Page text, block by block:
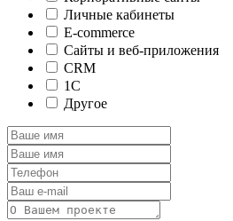
Личные кабинеты
E-commerce
Сайты и веб-приложения
CRM
1C
Другое